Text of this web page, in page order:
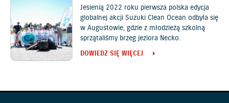
Jesienią 2022 roku pierwsza polska edycja
globalnej akcji Suzuki Clean Ocean odbyła się
w Augustowie, gdzie z młodzieżą szkolną
sprzątaliśmy brzeg jeziora Necko.
DOWIEDZ SIĘ WIĘCEJ